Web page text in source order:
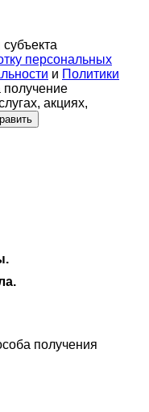
персональных
и Политики
получение
акциях,
получения